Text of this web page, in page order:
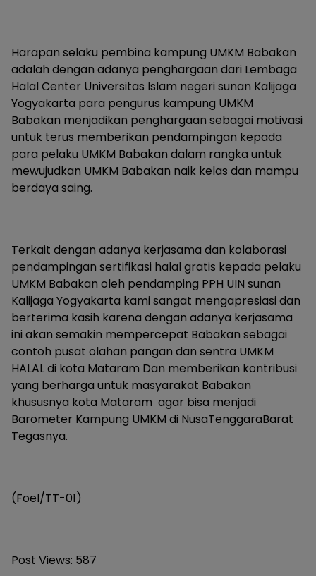
Harapan selaku pembina kampung UMKM Babakan
adalah dengan adanya penghargaan dari Lembaga
Halal Center Universitas Islam negeri sunan Kalijaga
Yogyakarta para pengurus kampung UMKM
Babakan menjadikan penghargaan sebagai motivasi
untuk terus memberikan pendampingan kepada
para pelaku UMKM Babakan dalam rangka untuk
mewujudkan UMKM Babakan naik kelas dan mampu
berdaya saing.
Terkait dengan adanya kerjasama dan kolaborasi
pendampingan sertifikasi halal gratis kepada pelaku
UMKM Babakan oleh pendamping PPH UIN sunan
Kalijaga Yogyakarta kami sangat mengapresiasi dan
berterima kasih karena dengan adanya kerjasama
ini akan semakin mempercepat Babakan sebagai
contoh pusat olahan pangan dan sentra UMKM
HALAL di kota Mataram Dan memberikan kontribusi
yang berharga untuk masyarakat Babakan
khususnya kota Mataram agar bisa menjadi
Barometer Kampung UMKM di NusaTenggaraBarat
Tegasnya.
(Foel/TT-01)
Post Views: 587